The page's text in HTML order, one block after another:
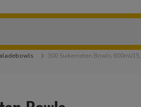
300 Suikerrieten Bowls 600ml/